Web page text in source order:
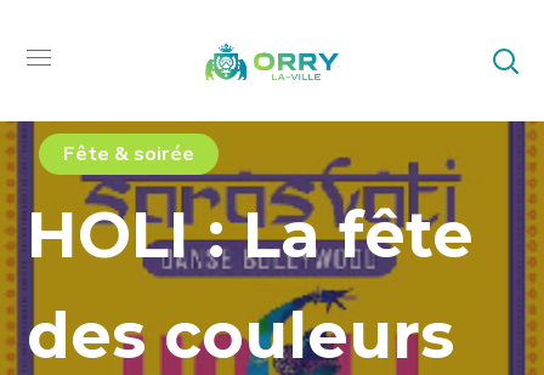
Fête & soirée
HOLI : La fête
des couleurs